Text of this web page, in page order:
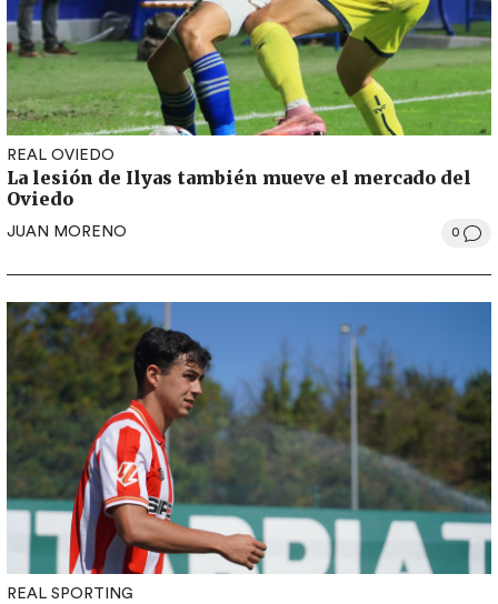
REAL OVIEDO
La lesión de Ilyas también mueve el mercado del
Oviedo
JUAN MORENO 0
REAL SPORTING